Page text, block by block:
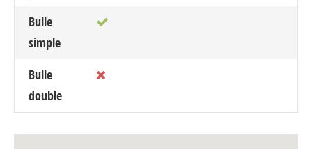
Bulle
simple
Bulle
double